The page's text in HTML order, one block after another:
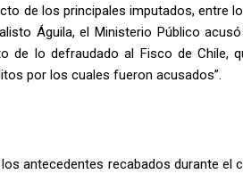
de los principales imputados, entre
Águila, el Ministerio Público
de lo defraudado al Fisco de
por los cuales fueron acusados”.
antecedentes recabados durante el